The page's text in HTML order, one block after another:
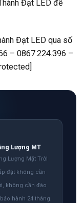
Đạt LED để
Đạt LED qua số
– 0867.224.396 –
Lượng MT
Lượng Mặt Trời
đặt không cần
không cần đào
hành 24 tháng.